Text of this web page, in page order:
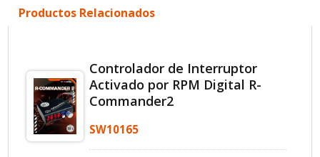
Productos Relacionados
Controlador de Interruptor
Activado por RPM Digital R-
Commander2
SW10165